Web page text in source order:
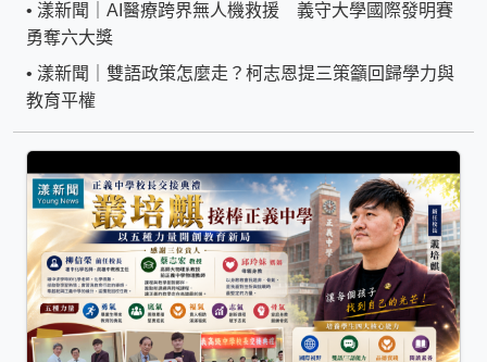
• 漾新聞｜AI醫療跨界無人機救援 義守大學國際發明賽
勇奪六大獎
• 漾新聞｜雙語政策怎麼走？柯志恩提三策籲回歸學力與
教育平權